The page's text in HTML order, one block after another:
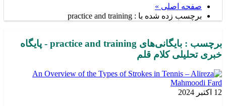
صفحه اصلی »
برچسب زده شده با : practice and training
برچسب : بایگانی‌های practice and training - پایگاه
خبری تحلیلی کلام قلم
12 اکتبر 2024